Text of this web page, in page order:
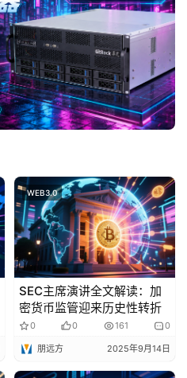
WEB3.0
SEC主席演讲全文解读：加
密货币监管迎来历史性转折
0 0 161 0
朋远方 2025年9月14日